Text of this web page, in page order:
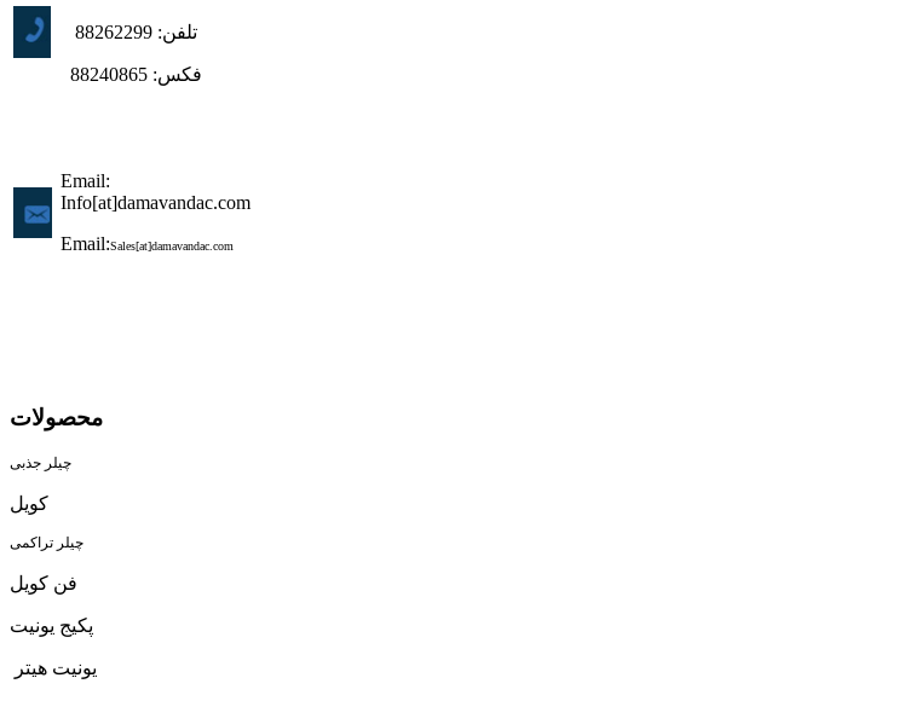
تلفن: 88262299
فکس: 88240865
Email:
Info[at]damavandac.com
Email:Sales[at]damavandac.com
محصولات
چیلر جذبی
کویل
چیلر تراکمی
فن کویل
پکیج یونیت
یونیت هیتر